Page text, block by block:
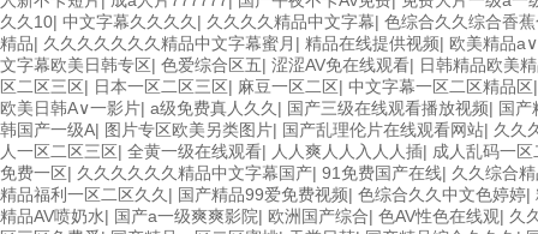
久久10| 中文字幕久久久久 | 久久久久精品中文字幕| 色综合久久综合香
精品| 久久久久久久久精品中文字幕蜜月 | 精品在线提供视频| 欧美精品
文字幕欧美日韩专区| 色爱综合区五| 涩涩AV免在线观看| 日韩精品欧美
区二区三区| 日本一区二区三区| 麻豆一区二区| 中文字幕一区二区精品区
欧美日韩A∨一影片| a级免费真人久久 | 国产三级在线观看播放视频| 国产
韩国产一级A| 图片专区欧美另类图片| 国产乱理伦片在线观看网站| 久久
人一区二区三区| 全黄一级在线观看| 人人爽人人入人人插| 成人乱码一区
免费一区| 久久久久久久精品中文字幕国产| 91免费国产在线| 久久综合
精品福利一区二区久久 | 国产精品99爱免费视频| 色综合久久中文色婷婷|
精品AV喷奶水| 国产a一级爽爽影院| 欧洲国产综合| 色AV性色在线观| 久